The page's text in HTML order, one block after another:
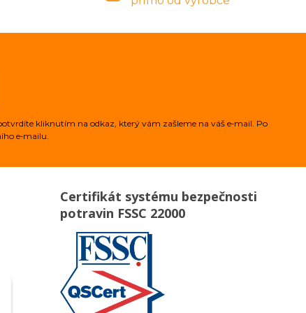
kliknutím na odkaz, který vám zašleme na váš e‑mail. Po
e‑mailu.
Certifikát systému bezpečnosti
potravin FSSC 22000